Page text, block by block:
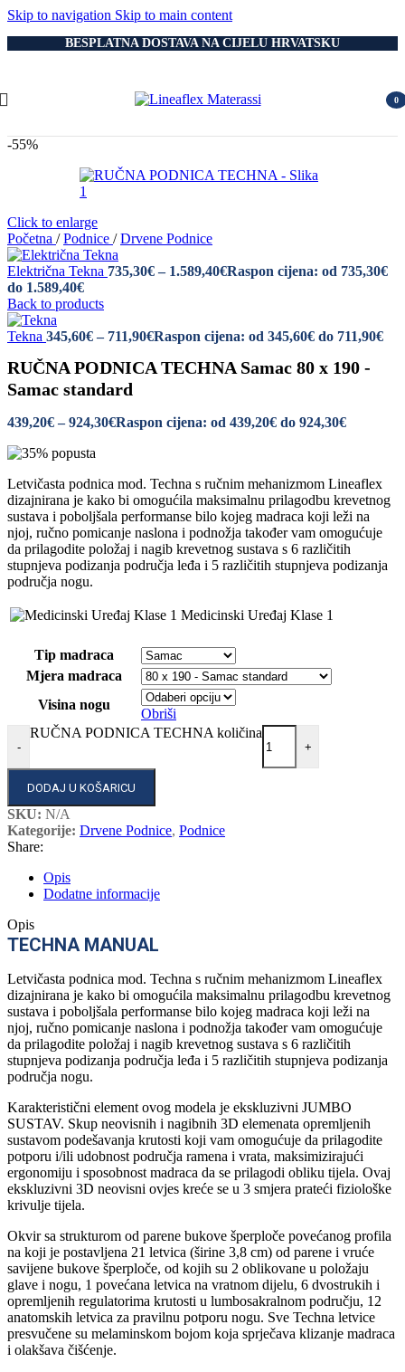
Skip to navigation Skip to main content
BESPLATNA DOSTAVA NA CIJELU HRVATSKU
0
-55%
Click to enlarge
Početna / Podnice / Drvene Podnice
Električna Tekna 735,30€ – 1.589,40€Raspon cijena: od 735,30€
do 1.589,40€
Back to products
Tekna 345,60€ – 711,90€Raspon cijena: od 345,60€ do 711,90€
RUČNA PODNICA TECHNA Samac 80 x 190 -
Samac standard
439,20€ – 924,30€Raspon cijena: od 439,20€ do 924,30€
Letvičasta podnica mod. Techna s ručnim mehanizmom Lineaflex
dizajnirana je kako bi omogućila maksimalnu prilagodbu krevetnog
sustava i poboljšala performanse bilo kojeg madraca koji leži na
njoj, ručno pomicanje naslona i podnožja također vam omogućuje
da prilagodite položaj i nagib krevetnog sustava s 6 različitih
stupnjeva podizanja područja leđa i 5 različitih stupnjeva podizanja
područja nogu.
Medicinski Uređaj Klase 1
Tip madraca
Mjera madraca
Visina nogu
Obriši
-
RUČNA PODNICA TECHNA količina
+
DODAJ U KOŠARICU
SKU: N/A
Kategorije: Drvene Podnice, Podnice
Share:
Opis
Dodatne informacije
Opis
TECHNA MANUAL
Letvičasta podnica mod. Techna s ručnim mehanizmom Lineaflex
dizajnirana je kako bi omogućila maksimalnu prilagodbu krevetnog
sustava i poboljšala performanse bilo kojeg madraca koji leži na
njoj, ručno pomicanje naslona i podnožja također vam omogućuje
da prilagodite položaj i nagib krevetnog sustava s 6 različitih
stupnjeva podizanja područja leđa i 5 različitih stupnjeva podizanja
područja nogu.
Karakteristični element ovog modela je ekskluzivni JUMBO
SUSTAV. Skup neovisnih i nagibnih 3D elemenata opremljenih
sustavom podešavanja krutosti koji vam omogućuje da prilagodite
potporu i/ili udobnost područja ramena i vrata, maksimizirajući
ergonomiju i sposobnost madraca da se prilagodi obliku tijela. Ovaj
ekskluzivni 3D neovisni ovjes kreće se u 3 smjera prateći fiziološke
krivulje tijela.
Okvir sa strukturom od parene bukove šperploče povećanog profila
na koji je postavljena 21 letvica (širine 3,8 cm) od parene i vruće
savijene bukove šperploče, od kojih su 2 oblikovane u položaju
glave i nogu, 1 povećana letvica na vratnom dijelu, 6 dvostrukih i
opremljenih regulatorima krutosti u lumbosakralnom području, 12
anatomskih letvica za pravilnu potporu nogu. Sve Techna letvice
presvučene su melaminskom bojom koja sprječava klizanje madraca
i olakšava čišćenje.